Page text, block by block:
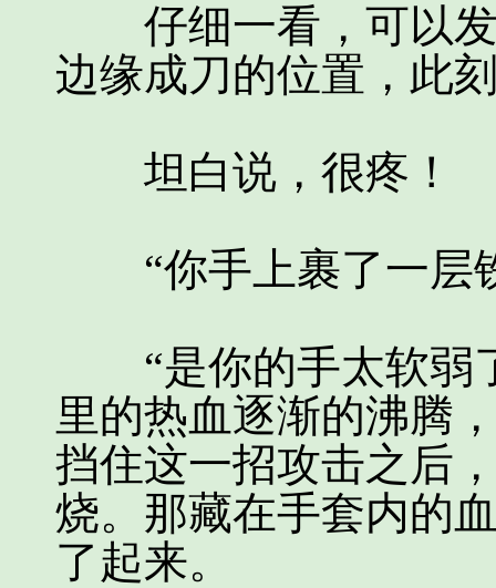
仔细一看，可以发
边缘成刀的位置，此
坦白说，很疼！
“你手上裹了一层
“是你的手太软弱
里的热血逐渐的沸腾
挡住这一招攻击之后
烧。那藏在手套内的
了起来。